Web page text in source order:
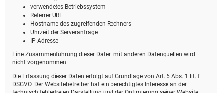
verwendetes Betriebssystem
Referrer URL
Hostname des zugreifenden Rechners
Uhrzeit der Serveranfrage
IP-Adresse
Eine Zusammenführung dieser Daten mit anderen Datenquellen wird
nicht vorgenommen.
Die Erfassung dieser Daten erfolgt auf Grundlage von Art. 6 Abs. 1 lit. f
DSGVO. Der Websitebetreiber hat ein berechtigtes Interesse an der